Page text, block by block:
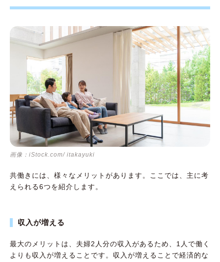
画像：iStock.com/ itakayuki
共働きには、様々なメリットがあります。ここでは、主に考
えられる6つを紹介します。
収入が増える
最大のメリットは、夫婦2人分の収入があるため、1人で働く
よりも収入が増えることです。収入が増えることで経済的な